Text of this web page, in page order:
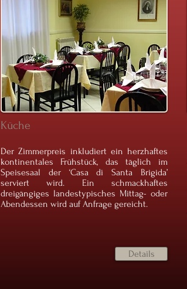
Küche
Der Zimmerpreis inkludiert ein herzhaftes
kontinentales Frühstück, das täglich im
Speisesaal der ‘Casa di Santa Brigida’
serviert wird. Ein schmackhaftes
dreigängiges landestypisches Mittag- oder
Abendessen wird auf Anfrage gereicht.
Details